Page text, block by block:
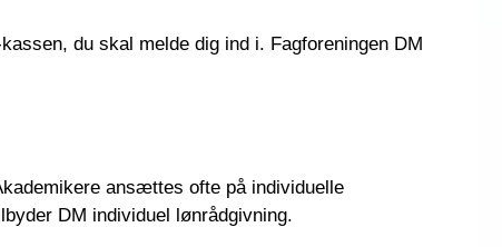
du skal melde dig ind i. Fagforeningen DM
ansættes ofte på individuelle
DM individuel lønrådgivning.